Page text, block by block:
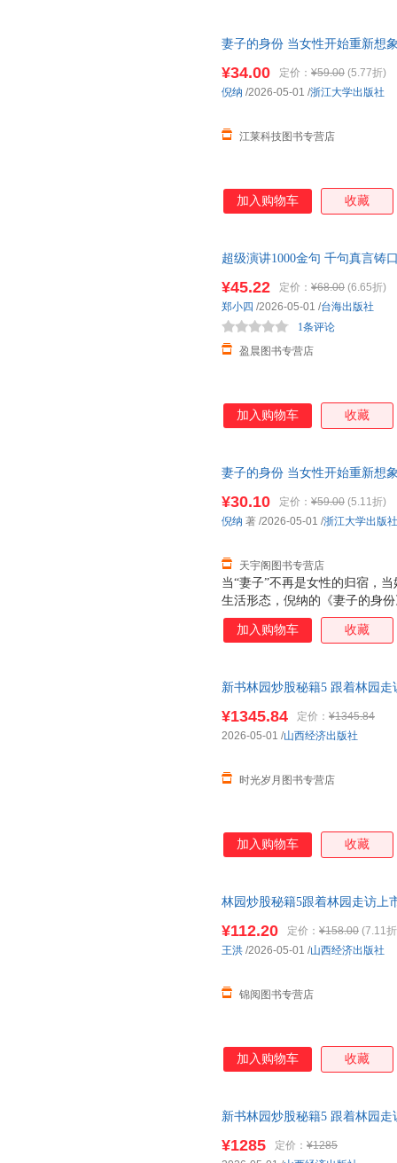
妻子的身份 当女性开始重新想
¥34.00 定价： ¥59.00 (5.77折)
江莱科技图书专营店
倪纳 /2026-05-01 /浙江大学出版社
加入购物车 收藏
超级演讲1000金句 千句真言铸
金句脱口即赢
¥45.22 定价： ¥68.00 (6.65折)
盈晨图书专营店
1条评论
郑小四 /2026-05-01 /台海出版社
加入购物车 收藏
妻子的身份 当女性开始重新想
就近发货，85%城市次日达，
当“妻子”不再是女性的归宿，
生活形态，倪纳的《妻子的身
现代女性与婚姻的复杂联结。
角观察婚姻制度的演变与女性
当代女性的真实处境。书中既
何悄悄改变女性与婚姻的绑定
质’”“婚姻焦虑是觉醒的信号”“
¥30.10 定价： ¥59.00 (5.11折)
天宇阁图书专营店
倪纳 著 /2026-05-01 /浙江大学出版社
加入购物车 收藏
新书林园炒股秘籍5 跟着林园
¥1345.84 定价： ¥1345.84
时光岁月图书专营店
2026-05-01 /山西经济出版社
加入购物车 收藏
林园炒股秘籍5跟着林园走访上
¥112.20 定价： ¥158.00 (7.11
锦阅图书专营店
王洪 /2026-05-01 /山西经济出版社
加入购物车 收藏
新书林园炒股秘籍5 跟着林园
¥1285 定价： ¥1285